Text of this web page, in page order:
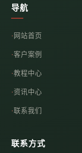
导航
网站首页
客户案例
教程中心
资讯中心
联系我们
联系方式